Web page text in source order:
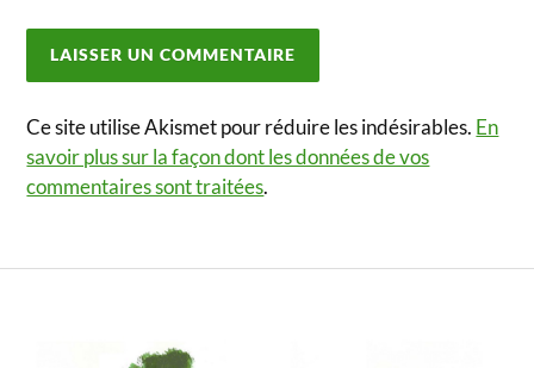
Ce site utilise Akismet pour réduire les indésirables. En
savoir plus sur la façon dont les données de vos
commentaires sont traitées.